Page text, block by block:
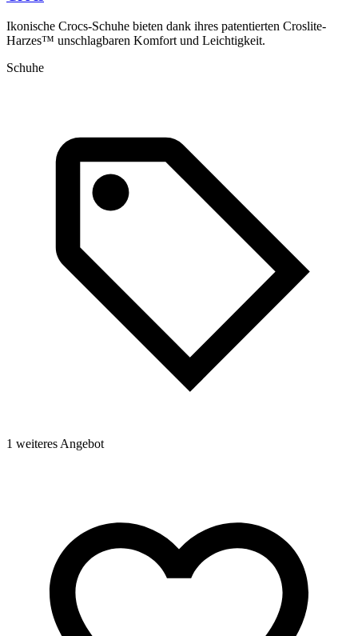
Ikonische Crocs-Schuhe bieten dank ihres patentierten Croslite-
Harzes™ unschlagbaren Komfort und Leichtigkeit.
Schuhe
1 weiteres Angebot